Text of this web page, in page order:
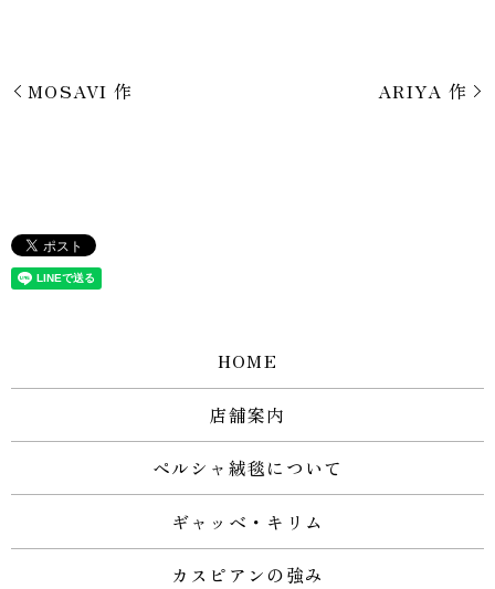
MOSAVI 作 ARIYA 作
HOME
店舗案内
ペルシャ絨毯について
ギャッベ・キリム
カスピアンの強み